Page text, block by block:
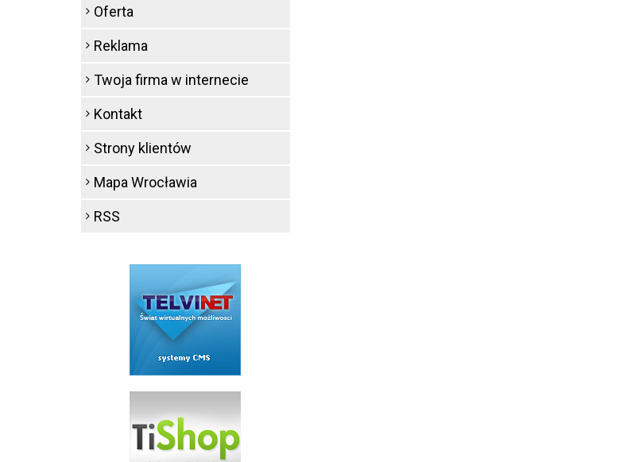
Oferta
Reklama
Twoja firma w internecie
Kontakt
Strony klientów
Mapa Wrocławia
RSS